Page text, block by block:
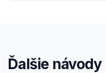
Ďalšie návody